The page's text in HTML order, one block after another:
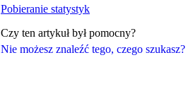
Nie możesz znaleźć tego, czego szukasz?
Pobieranie statystyk
Czy ten artykuł był pomocny?